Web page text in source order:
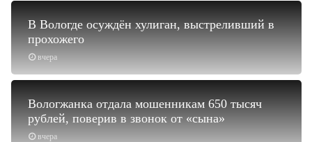
вчера
В Вологде осуждён хулиган, выстреливший в
прохожего
вчера
Вологжанка отдала мошенникам 650 тысяч
рублей, поверив в звонок от «сына»